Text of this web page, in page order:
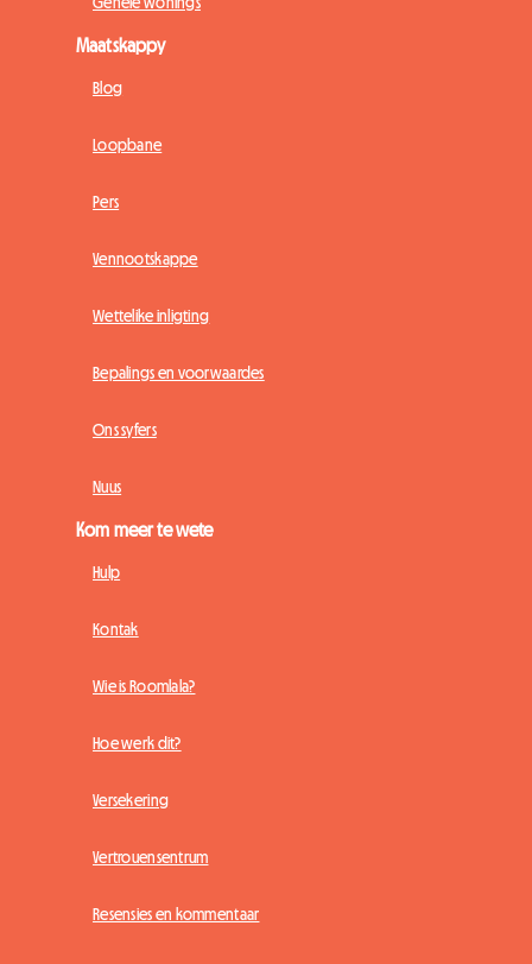
Maatskappy
Blog
Loopbane
Pers
Vennootskappe
Wettelike inligting
Bepalings en voorwaardes
Ons syfers
Nuus
Kom meer te wete
Hulp
Kontak
Wie is Roomlala?
Hoe werk dit?
Versekering
Vertrouensentrum
Resensies en kommentaar